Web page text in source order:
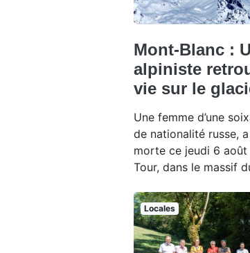
Mont-Blanc :
alpiniste
vie sur le
Une femme d’une
de nationalité russe,
morte ce jeudi 6
Tour, dans le massif
Locales